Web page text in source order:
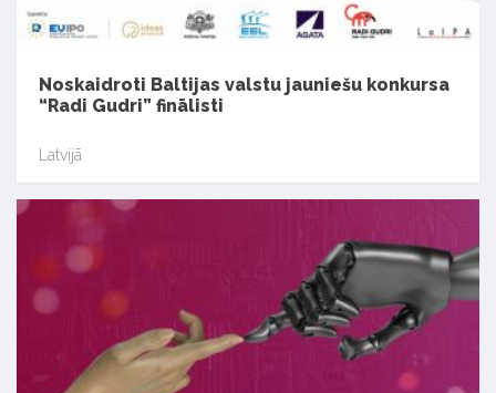
Noskaidroti Baltijas valstu jauniešu konkursa
“Radi Gudri” finālisti
Latvijā